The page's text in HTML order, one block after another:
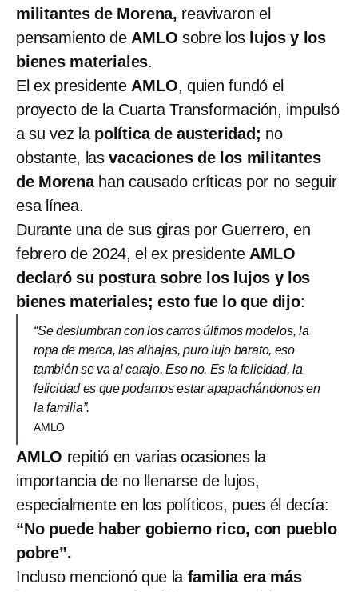
militantes de Morena, reavivaron el
pensamiento de AMLO sobre los lujos y los
bienes materiales.
El ex presidente AMLO, quien fundó el
proyecto de la Cuarta Transformación, impulsó
a su vez la política de austeridad; no
obstante, las vacaciones de los militantes
de Morena han causado críticas por no seguir
esa línea.
Durante una de sus giras por Guerrero, en
febrero de 2024, el ex presidente AMLO
declaró su postura sobre los lujos y los
bienes materiales; esto fue lo que dijo:
“Se deslumbran con los carros últimos modelos, la
ropa de marca, las alhajas, puro lujo barato, eso
también se va al carajo. Eso no. Es la felicidad, la
felicidad es que podamos estar apapachándonos en
la familia”.
AMLO
AMLO repitió en varias ocasiones la
importancia de no llenarse de lujos,
especialmente en los políticos, pues él decía:
“No puede haber gobierno rico, con pueblo
pobre”.
Incluso mencionó que la familia era más